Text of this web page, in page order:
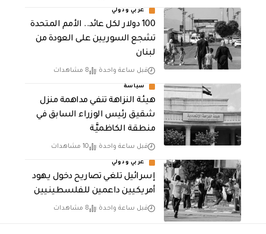
عربي ودولي
100 دولار لكل عائد.. الأمم المتحدة
تشجع السوريين على العودة من
لبنان
قبل ساعة واحدة 8 مشاهدات
سياسة
هيئة النزاهة تنفي مداهمة منزل
شقيق رئيس الوزراء السابق في
منطقة الكاظميَّة
قبل ساعة واحدة 10 مشاهدات
عربي ودولي
إسرائيل تلغي تصاريح دخول يهود
أمريكيين داعمين للفلسطينيين
قبل ساعة واحدة 8 مشاهدات